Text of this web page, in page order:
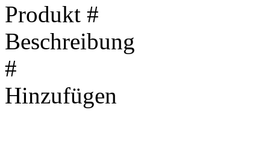
Produkt #
Beschreibung
#
Hinzufügen